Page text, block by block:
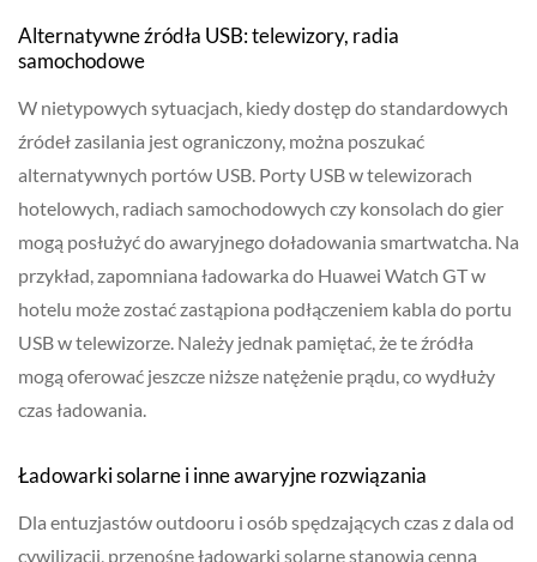
Alternatywne źródła USB: telewizory, radia
samochodowe
W nietypowych sytuacjach, kiedy dostęp do standardowych
źródeł zasilania jest ograniczony, można poszukać
alternatywnych portów USB. Porty USB w telewizorach
hotelowych, radiach samochodowych czy konsolach do gier
mogą posłużyć do awaryjnego doładowania smartwatcha. Na
przykład, zapomniana ładowarka do Huawei Watch GT w
hotelu może zostać zastąpiona podłączeniem kabla do portu
USB w telewizorze. Należy jednak pamiętać, że te źródła
mogą oferować jeszcze niższe natężenie prądu, co wydłuży
czas ładowania.
Ładowarki solarne i inne awaryjne rozwiązania
Dla entuzjastów outdooru i osób spędzających czas z dala od
cywilizacji, przenośne ładowarki solarne stanowią cenną